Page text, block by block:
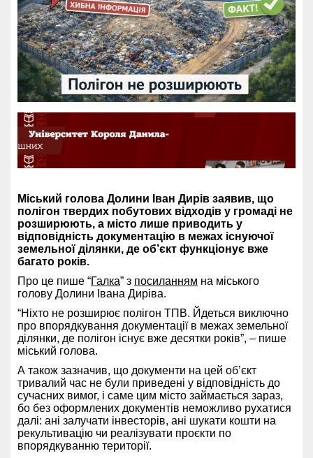
Міський голова Долини Іван Дирів заявив, що
полігон твердих побутових відходів у громаді не
розширюють, а місто лише приводить у
відповідність документацію в межах існуючої
земельної ділянки, де об’єкт функціонує вже
багато років.
Про це пише “Галка” з посиланням на міського
голову Долини Івана Диріва.
“Ніхто не розширює полігон ТПВ. Йдеться виключно
про впорядкування документації в межах земельної
ділянки, де полігон існує вже десятки років”, – пише
міський голова.
А також зазначив, що документи на цей об’єкт
тривалий час не були приведені у відповідність до
сучасних вимог, і саме цим місто займається зараз,
бо без оформлених документів неможливо рухатися
далі: ані залучати інвесторів, ані шукати кошти на
рекультивацію чи реалізувати проєкти по
впорядкуванню території.